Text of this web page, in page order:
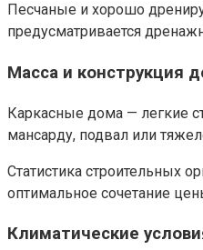
Песчаные и хорошо
предусматривается
Масса и конструкция
Каркасные дома — легкие
мансарду, подвал или
Статистика строительных
оптимальное сочетание
Климатические